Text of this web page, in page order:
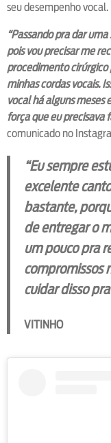
seu desempenho vocal.
“Passando pra dar
pois vou precisar me
procedimento cirúrgico
minhas cordas vocais.
vocal há alguns meses
força que eu precisava
comunicado no
“Eu sempre
excelente
bastante,
de entregar o
um pouco pra
compromissos
cuidar disso
VITINHO